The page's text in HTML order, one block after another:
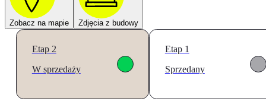
Zobacz na mapie Zdjęcia z budowy
Etap 2
W sprzedaży
Etap 1
Sprzedany